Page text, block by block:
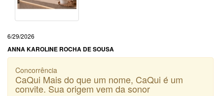
6/29/2026
ANNA KAROLINE ROCHA DE SOUSA
Concorrência
CaQui Mais do que um nome, CaQui é um
convite. Sua origem vem da sonor